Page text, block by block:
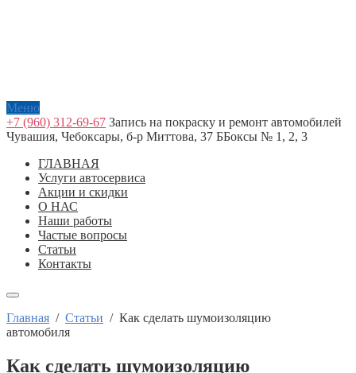
Меню
+7 (960) 312-69-67 Запись на покраску и ремонт автомобилей
Чувашия, Чебоксары, б-р Миттова, 37 ББоксы № 1, 2, 3
ГЛАВНАЯ
Услуги автосервиса
Акции и скидки
О НАС
Наши работы
Частые вопросы
Статьи
Контакты
Главная / Статьи / Как сделать шумоизоляцию
автомобиля
Как сделать шумоизоляцию